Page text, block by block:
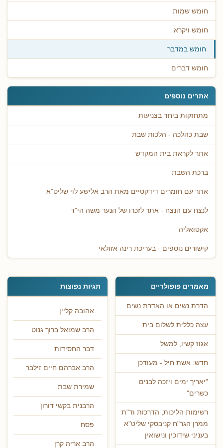
חומש שמות
חומש ויקרא
חומש במדבר
חומש דברים
אתרים נוספים
מתחזקות ביחד בצניעות
שבת כהלכה - הלכות שבת
אתר לקראת בית המקדש
ברכת השבת
אתר עם חומרים דידקטיים מאת הרב אלישע לוי שליט"א
לנצח עם הנצח - אתר לזכרו של הנער משה הי"ד
אקטואליה
קישורים נוספים - בעריכת רינה אזולאי
מאמרים פופולריים
הדרת נשים או האדרת נשים
עצה כללית לשלום בית
אגוז קשיו, למשל
חדש: אשת חיל - מעודכן
"יאריך ימים ויזכה לבנים
כשרים"
רשימות הליכות, הדרכות וד"ת
ממרן הגר"ח קניבסקי שליט"א
בעניני שידוכין ונישואין
תגיות נפוצות
אהובה קליין
הרב שמואל ברוך גנוט
דבר החסידות
הרב אברהם חיים זילבר
שמירת שבת
הרבנית בקשי דורון
פסח
הרב אריה קרן